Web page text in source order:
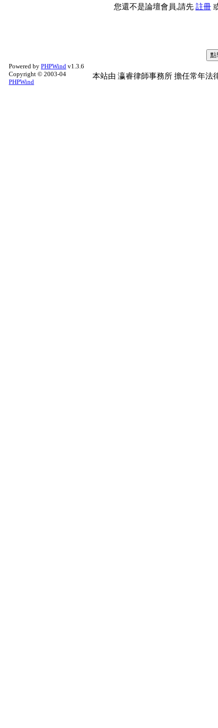
您還不是論壇會員,請先 註冊
Powered by PHPWind v1.3.6
Copyright © 2003-04
PHPWind
本站由 瀛睿律師事務所 擔任常年法